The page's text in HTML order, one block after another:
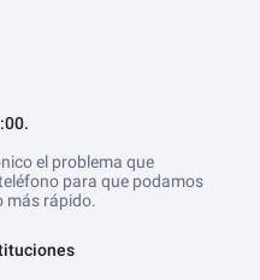
el problema que
para que podamos
más rápido.